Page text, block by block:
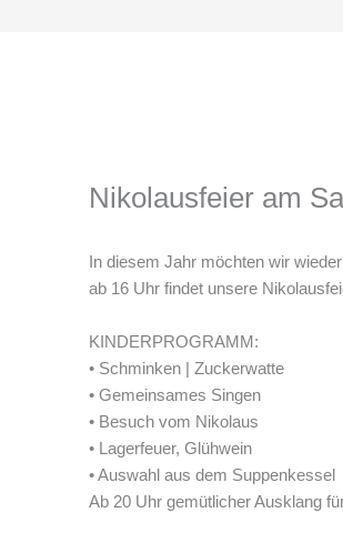
Nikolausfeier am
In diesem Jahr möchten wir
ab 16 Uhr findet unsere
KINDERPROGRAMM:
• Schminken | Zuckerwatte
• Gemeinsames Singen
• Besuch vom Nikolaus
• Lagerfeuer, Glühwein
• Auswahl aus dem Suppenkessel
Ab 20 Uhr gemütlicher Ausklang